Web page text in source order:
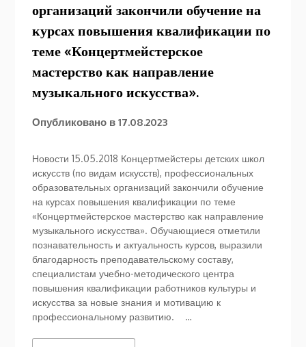
организаций закончили обучение на
курсах повышения квалификации по
теме «Концертмейстерское
мастерство как направление
музыкального искусства».
Опубликовано в17.08.2023
Новости 15.05.2018 Концертмейстеры детских школ
искусств (по видам искусств), профессиональных
образовательных организаций закончили обучение
на курсах повышения квалификации по теме
«Концертмейстерское мастерство как направление
музыкального искусства». Обучающиеся отметили
познавательность и актуальность курсов, выразили
благодарность преподавательскому составу,
специалистам учебно-методического центра
повышения квалификации работников культуры и
искусства за новые знания и мотивацию к
профессиональному развитию. …